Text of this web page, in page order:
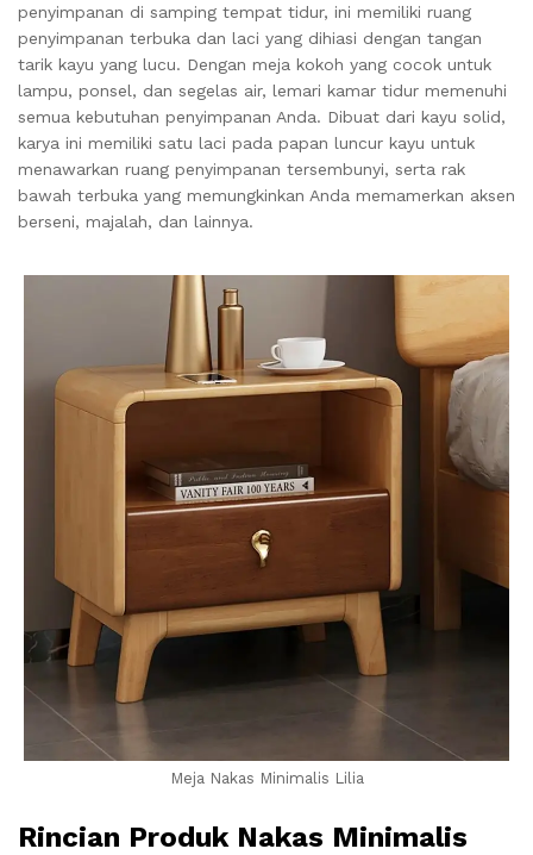
penyimpanan di samping tempat tidur, ini memiliki ruang
penyimpanan terbuka dan laci yang dihiasi dengan tangan
tarik kayu yang lucu. Dengan meja kokoh yang cocok untuk
lampu, ponsel, dan segelas air, lemari kamar tidur memenuhi
semua kebutuhan penyimpanan Anda. Dibuat dari kayu solid,
karya ini memiliki satu laci pada papan luncur kayu untuk
menawarkan ruang penyimpanan tersembunyi, serta rak
bawah terbuka yang memungkinkan Anda memamerkan aksen
berseni, majalah, dan lainnya.
Meja Nakas Minimalis Lilia
Rincian Produk Nakas Minimalis